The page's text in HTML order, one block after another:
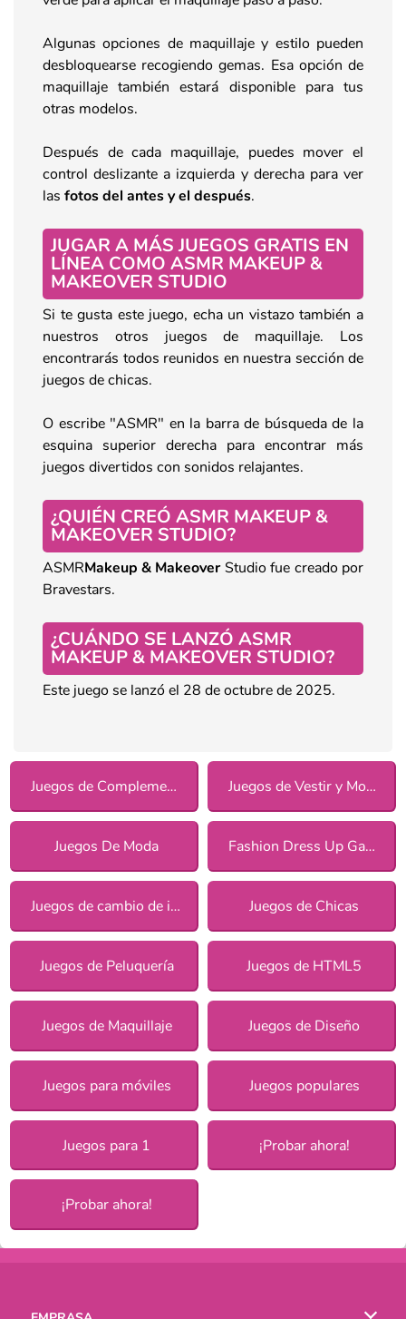
Algunas opciones de maquillaje y estilo pueden
desbloquearse recogiendo gemas. Esa opción de
maquillaje también estará disponible para tus
otras modelos.
Después de cada maquillaje, puedes mover el
control deslizante a izquierda y derecha para ver
las fotosdel antes y el después.
JUGAR A MÁS JUEGOS GRATIS EN
LÍNEA COMO ASMR MAKEUP &
MAKEOVER STUDIO
Si te gusta este juego, echa un vistazo también a
nuestros otros juegos de maquillaje. Los
encontrarás todos reunidos en nuestra sección de
juegos de chicas.
O escribe "ASMR" en la barra de búsqueda de la
esquina superior derecha para encontrar más
juegos divertidos con sonidos relajantes.
¿QUIÉN CREÓ ASMR MAKEUP &
MAKEOVER STUDIO?
ASMRMakeup & MakeoverStudio fue creado por
Bravestars.
¿CUÁNDO SE LANZÓ ASMR
MAKEUP & MAKEOVER STUDIO?
Este juego se lanzó el 28 de octubre de 2025.
Juegos de Complementos Juegos de Vestir y Moda
Juegos De Moda Fashion Dress Up Games
Juegos de cambio de imagen para chicas Juegos de Chicas
Juegos de Peluquería Juegos de HTML5
Juegos de Maquillaje Juegos de Diseño
Juegos para móviles Juegos populares
Juegos para 1 ¡Probar ahora!
¡Probar ahora!